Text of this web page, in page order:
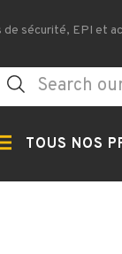
sécurité, EPI et
TOUS NOS